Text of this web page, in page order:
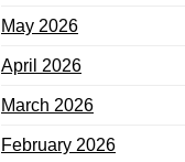
May 2026
April 2026
March 2026
February 2026